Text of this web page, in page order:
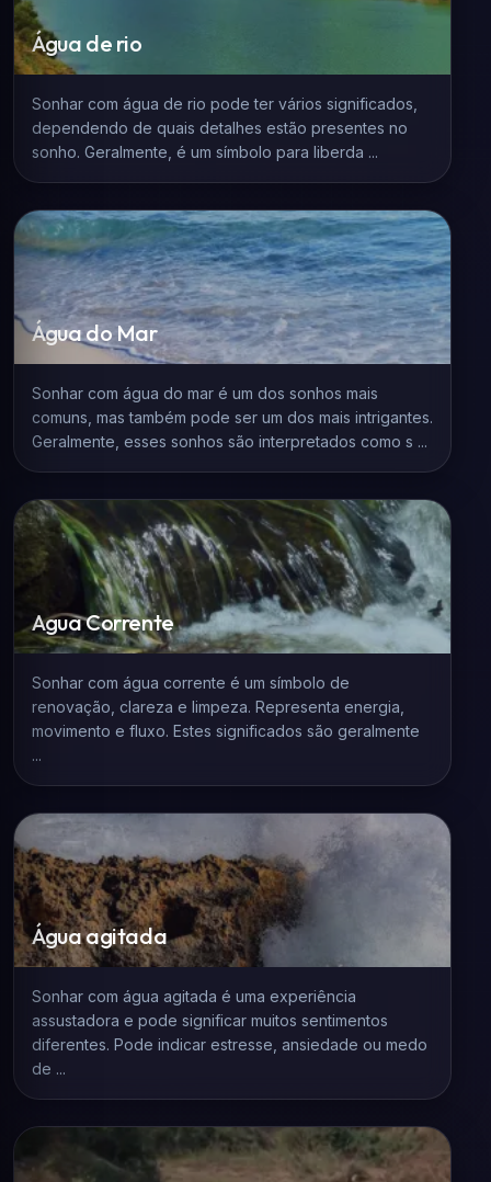
Água de rio
Sonhar com água de rio pode ter vários significados,
dependendo de quais detalhes estão presentes no
sonho. Geralmente, é um símbolo para liberda ...
Água do Mar
Sonhar com água do mar é um dos sonhos mais
comuns, mas também pode ser um dos mais intrigantes.
Geralmente, esses sonhos são interpretados como s ...
Agua Corrente
Sonhar com água corrente é um símbolo de
renovação, clareza e limpeza. Representa energia,
movimento e fluxo. Estes significados são geralmente
...
Água agitada
Sonhar com água agitada é uma experiência
assustadora e pode significar muitos sentimentos
diferentes. Pode indicar estresse, ansiedade ou medo
de ...